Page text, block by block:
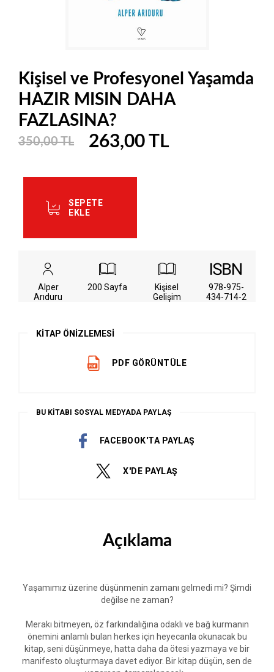
Kişisel ve Profesyonel Yaşamda
HAZIR MISIN DAHA
FAZLASINA?
350,00 TL 263,00 TL
Alper
Arıduru
200 Sayfa
Kişisel
Gelişim
978-975-
434-714-2
SEPETE
EKLE
KİTAP ÖNİZLEMESİ
PDF GÖRÜNTÜLE
BU KİTABI SOSYAL MEDYADA PAYLAŞ
FACEBOOK'TA PAYLAŞ
X'DE PAYLAŞ
Açıklama
Yaşamımız üzerine düşünmenin zamanı gelmedi mi? Şimdi
değilse ne zaman?
Merakı bitmeyen, öz farkındalığına odaklı ve bağ kurmanın
önemini anlamlı bulan herkes için heyecanla okunacak bu
kitap, seni düşünmeye, hatta daha da ötesi yazmaya ve bir
manifesto oluşturmaya davet ediyor. Bir kitap düşün, sen de